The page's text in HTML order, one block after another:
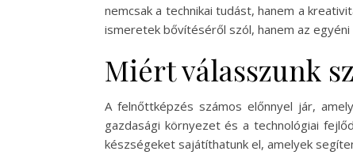
nemcsak a technikai tudást, hanem a
ismeretek bővítéséről szól, hanem az
Miért válasszunk
A felnőttképzés számos előnnyel jár,
gazdasági környezet és a technológiai
készségeket sajátíthatunk el, amelyek